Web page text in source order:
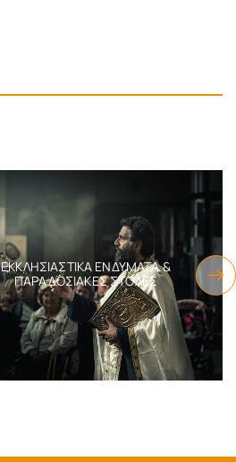
ΕΚΚΛΗΣΙΑΣΤΙΚΆ ΕΝΔΎΜΑΤΑ &
ΠΑΡΑΔΟΣΙΑΚΈΣ ΣΤΟΛΈΣ